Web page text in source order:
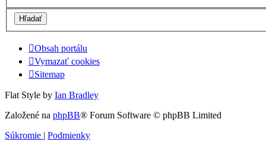
Obsah portálu
Vymazať cookies
Sitemap
Flat Style by Ian Bradley
Založené na phpBB® Forum Software © phpBB Limited
Súkromie | Podmienky